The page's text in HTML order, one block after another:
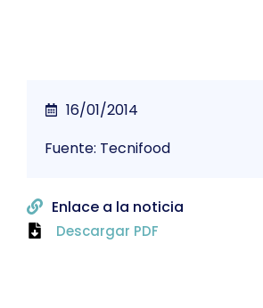
16/01/2014
Fuente: Tecnifood
Enlace a la noticia
Descargar PDF